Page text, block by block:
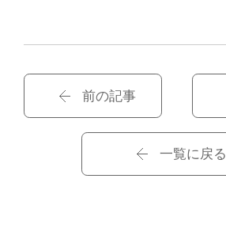
前の記事
一覧に戻る